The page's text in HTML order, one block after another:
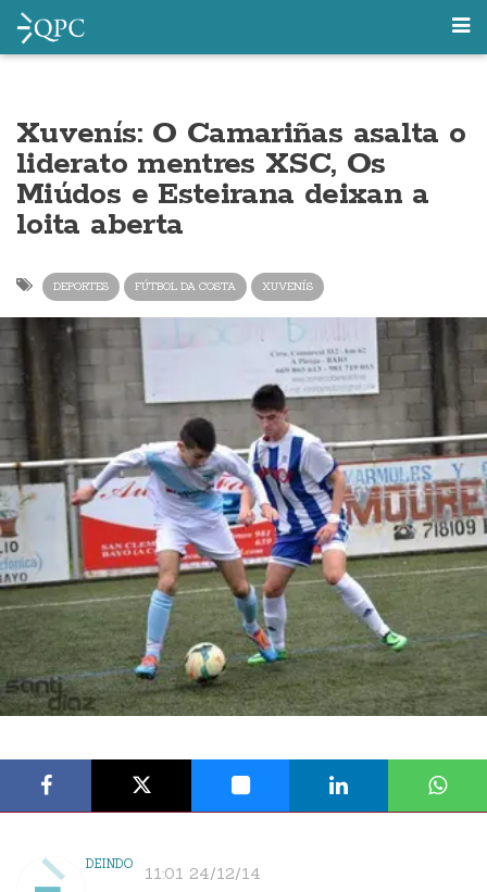
Xuvenís: O Camariñas asalta o
liderato mentres XSC, Os
Miúdos e Esteirana deixan a
loita aberta
DEPORTES FÚTBOL DA COSTA XUVENÍS
DEINDO 11:01 24/12/14